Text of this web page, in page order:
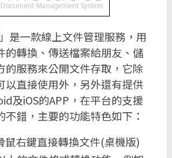
是一款線上文件管理服務，用
的轉換、傳送檔案給朋友、儲
的服務來公開文件存取，它除
以直接使用外，另外還有提供
及iOS的APP，在平台的支援
不錯，主要的功能特色如下：
鼠右鍵直接轉換文件(桌機版)